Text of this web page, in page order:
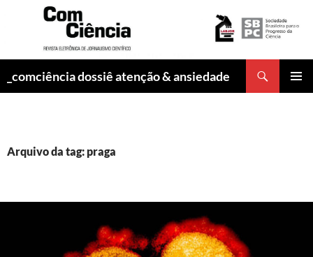
_comciência dossiê atenção & ansiedade
Arquivo da tag: praga